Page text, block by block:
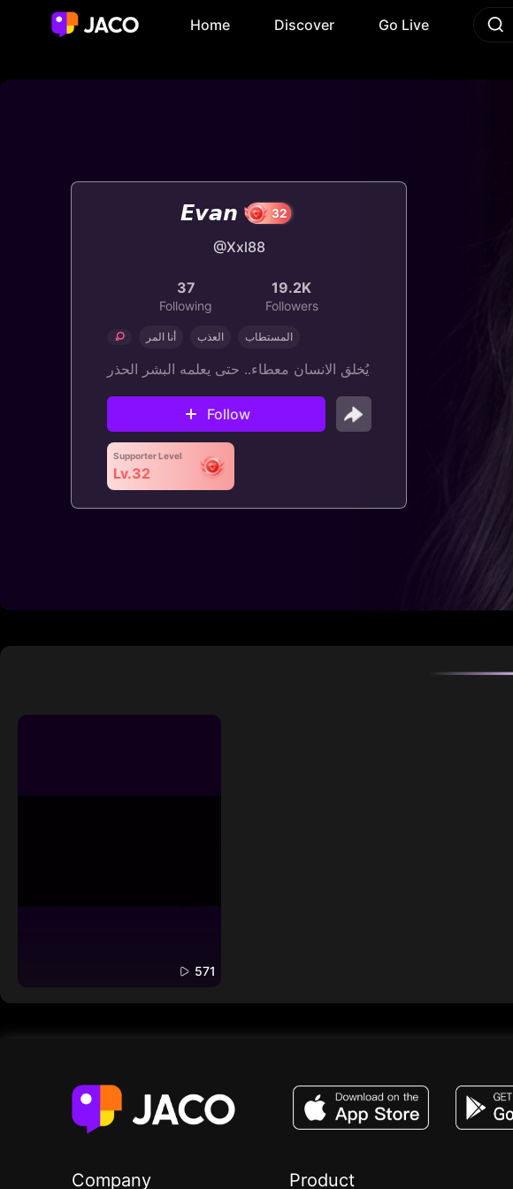
Home Discover Go Live
𝙀𝙫𝙖𝙣
@Xxl88
37
Following
19.2K
Followers
أنا المر العذب المستطاب
يُخلق الانسان معطاء.. حتى يعلمه البشر الحذر
Follow
Supporter Level
Lv.32
571
Company Product